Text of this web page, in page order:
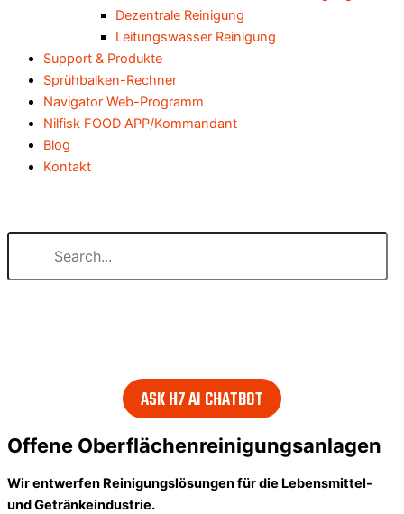
Dezentrale Reinigung
Leitungswasser Reinigung
Support & Produkte
Sprühbalken-Rechner
Navigator Web-Programm
Nilfisk FOOD APP/Kommandant
Blog
Kontakt
ASK H7 AI CHATBOT
Offene Oberflächenreinigungsanlagen
Wir entwerfen Reinigungslösungen für die Lebensmittel-
und Getränkeindustrie.